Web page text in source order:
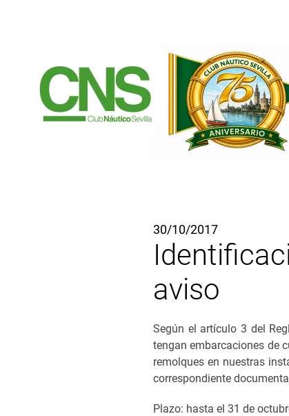
30/10/2017
aviso
Según el artículo 3 del
tengan embarcaciones de
remolques en nuestras
correspondiente
Plazo: hasta el 31 de